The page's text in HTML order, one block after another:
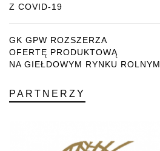
Z COVID-19
GK GPW ROZSZERZA
OFERTĘ PRODUKTOWĄ
NA GIEŁDOWYM RYNKU ROLNYM
PARTNERZY